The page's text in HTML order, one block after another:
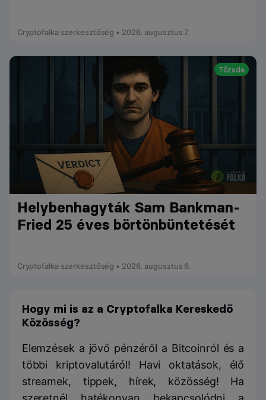
Cryptofalka szerkesztőség • 2026. augusztus 7.
Tőzsde
Helybenhagyták Sam Bankman-
Fried 25 éves börtönbüntetését
Cryptofalka szerkesztőség • 2026. augusztus 6.
Hogy mi is az a Cryptofalka Kereskedő
Közösség?
Elemzések a jövő pénzéről a Bitcoinról és a
többi kriptovalutáról! Havi oktatások, élő
streamek, tippek, hírek, közösség! Ha